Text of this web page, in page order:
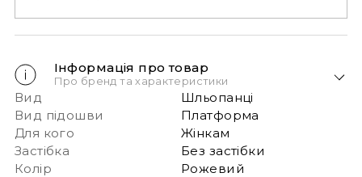
Інформація про товар
Про бренд та характеристики
Вид
Шльопанці
Вид підошви
Платформа
Для кого
Жінкам
Застібка
Без застібки
Колір
Рожевий